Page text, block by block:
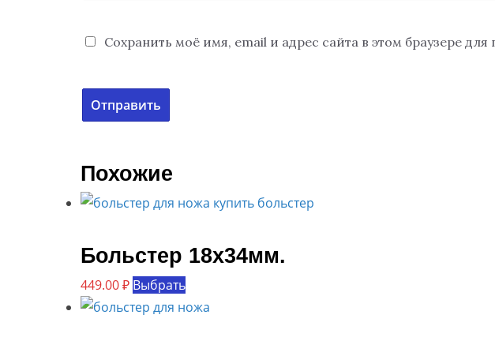
Сохранить моё имя, email и адрес сайта в этом браузере
Похожие
Больстер 18х34мм.
449.00₽ ВыбратьЭтот
товар